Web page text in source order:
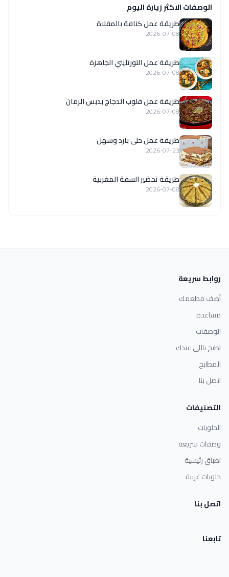
الوصفات الاكثر زيارة اليوم
طريقة عمل كنافة بالمقلاة
2026-07-08
طريقة عمل التورتليني الجاهزة
2026-07-08
طريقة عمل قلوب الدجاج بدبس الرمان
2026-07-08
طريقة عمل حلى بارد وسهل
2026-07-23
طريقة تحضير السفة المغربية
2026-07-08
روابط سريعة
أضف مطعمك
مساعدة
الوصفات
اطبخ باللي عندك
المطابخ
اتصل بنا
التصنيفات
الحلويات
وصفات سريعة
اطباق رئيسية
حلويات غربية
اتصل بنا
تابعنا